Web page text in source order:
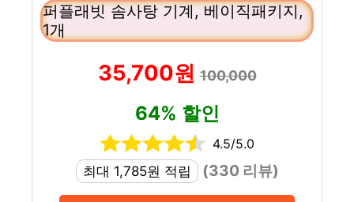
퍼플래빗 솜사탕 기계, 베이직패키지,
1개
35,700원100,000
64% 할인
4.5/5.0
최대 1,785원 적립
(330 리뷰)